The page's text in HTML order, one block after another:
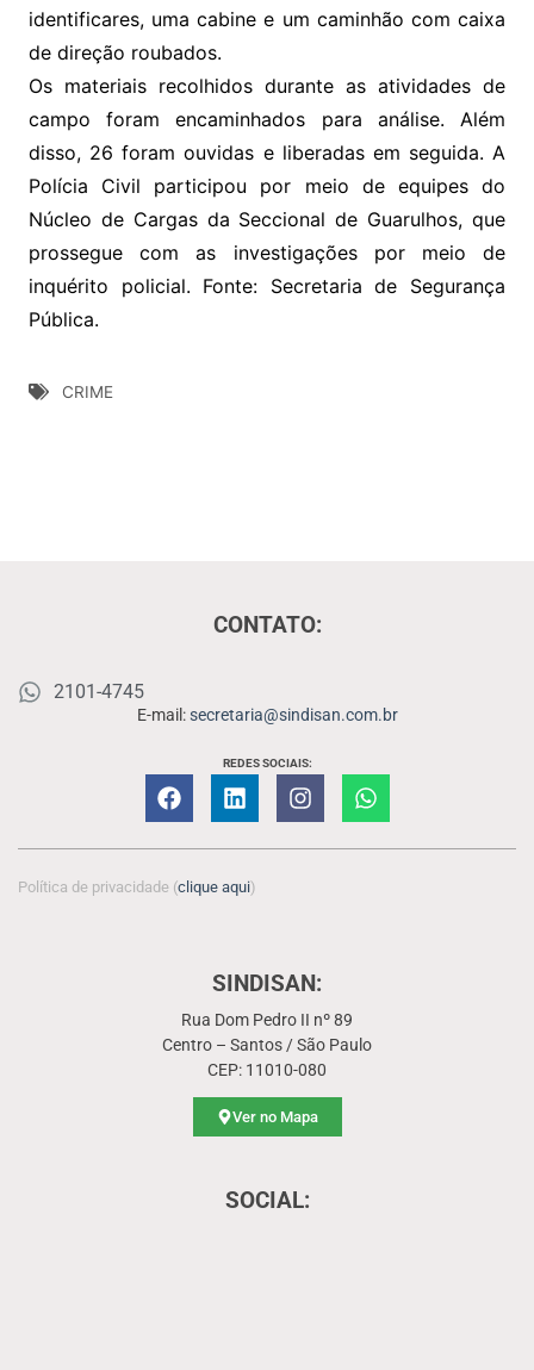
identificares, uma cabine e um caminhão com caixa
de direção roubados.
Os materiais recolhidos durante as atividades de
campo foram encaminhados para análise. Além
disso, 26 foram ouvidas e liberadas em seguida. A
Polícia Civil participou por meio de equipes do
Núcleo de Cargas da Seccional de Guarulhos, que
prossegue com as investigações por meio de
inquérito policial. Fonte: Secretaria de Segurança
Pública.
CRIME
CONTATO:
2101-4745
E-mail:secretaria@sindisan.com.br
REDES SOCIAIS:
Política de privacidade (clique aqui)
SINDISAN:
Rua Dom Pedro II nº 89
Centro – Santos / São Paulo
CEP: 11010-080
Ver no Mapa
SOCIAL: